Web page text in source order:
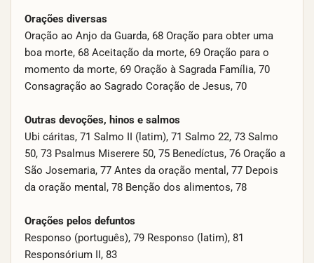
Orações diversas
Oração ao Anjo da Guarda, 68 Oração para obter uma
boa morte, 68 Aceitação da morte, 69 Oração para o
momento da morte, 69 Oração à Sagrada Família, 70
Consagração ao Sagrado Coração de Jesus, 70
Outras devoções, hinos e salmos
Ubi cáritas, 71 Salmo II (latim), 71 Salmo 22, 73 Salmo
50, 73 Psalmus Miserere 50, 75 Benedíctus, 76 Oração a
São Josemaria, 77 Antes da oração mental, 77 Depois
da oração mental, 78 Benção dos alimentos, 78
Orações pelos defuntos
Responso (português), 79 Responso (latim), 81
Responsórium II, 83